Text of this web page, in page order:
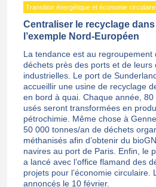
Transition énergétique et économie circulaire
Centraliser le recyclage
l’exemple Nord-Européen
La tendance est au regroupement
déchets près des ports et de leurs
industrielles. Le port de
accueillir une usine de recyclage
en bord à quai. Chaque année,
usés seront transformées en
pétrochimie. Même chose à
50 000 tonnes/an de déchets
méthanisés afin d’obtenir du
navires au port de Paris. Enfin, le
a lancé avec l’office flamand des
projets pour l’économie circulaire.
annoncés le 10 février.